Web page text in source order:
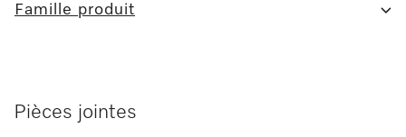
Famille produit
Pièces jointes